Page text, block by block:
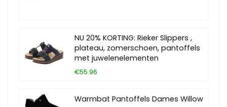
NU 20% KORTING: Rieker Slippers ,
plateau, zomerschoen, pantoffels
met juwelenelementen
€55.96
Warmbat Pantoffels Dames Willow